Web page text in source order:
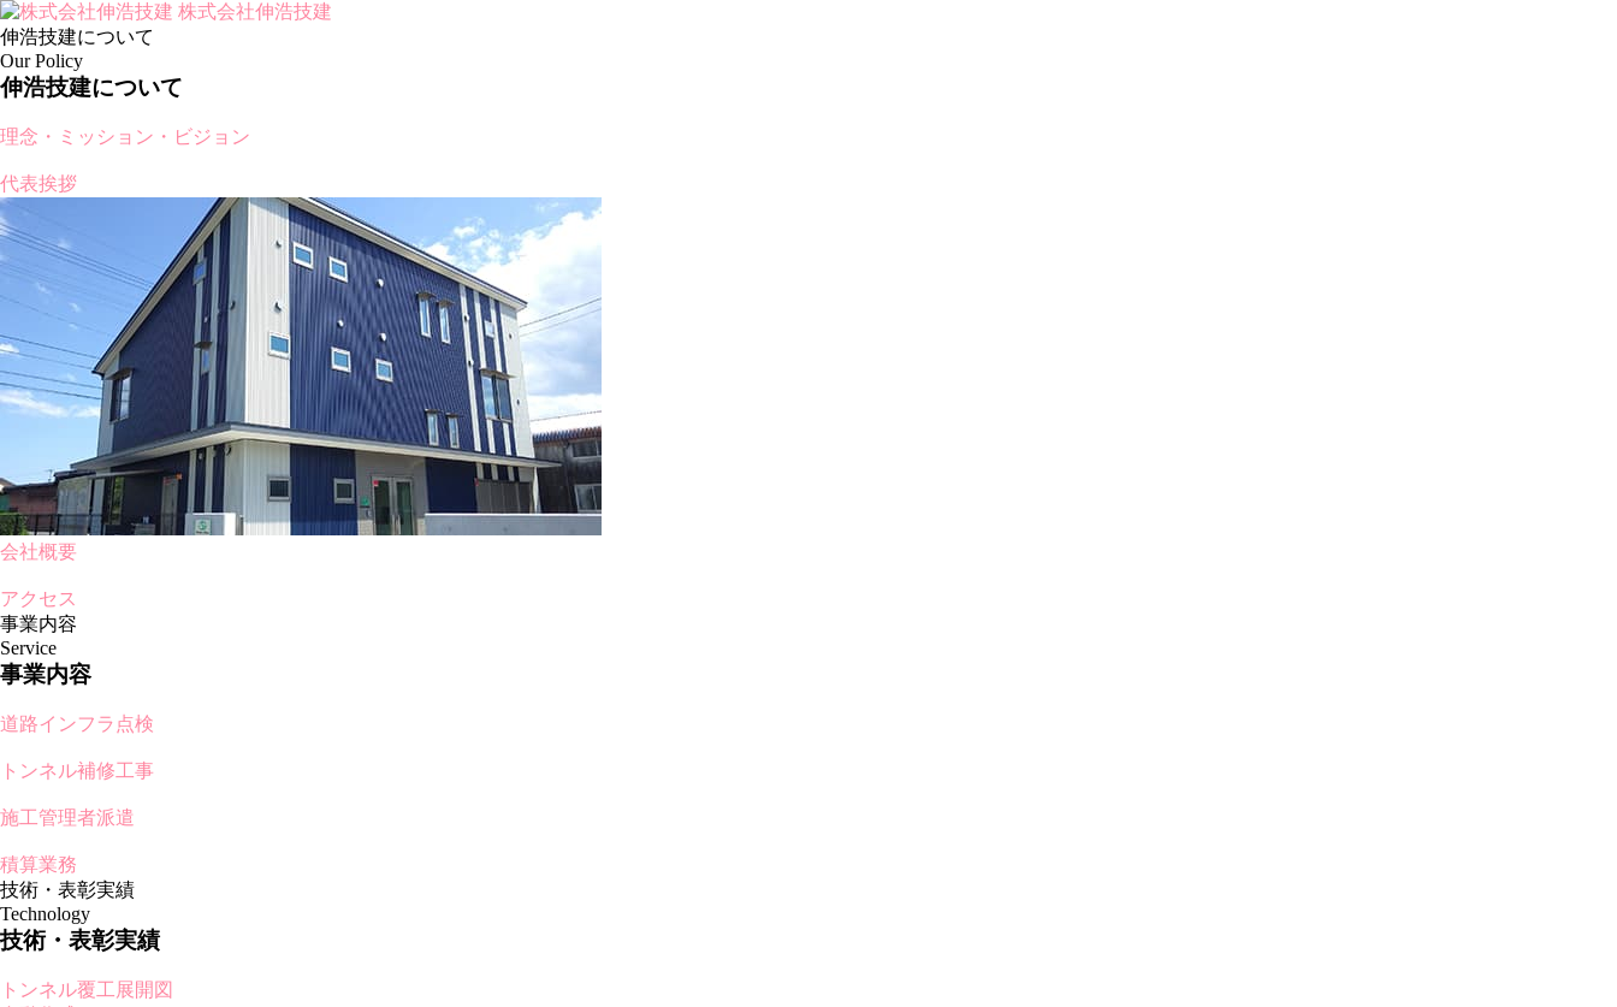
株式会社伸浩技建
伸浩技建について
Our Policy
伸浩技建について
理念・ミッション・ビジョン
代表挨拶
会社概要
アクセス
事業内容
Service
事業内容
道路インフラ点検
トンネル補修工事
施工管理者派遣
積算業務
技術・表彰実績
Technology
技術・表彰実績
トンネル覆工展開図